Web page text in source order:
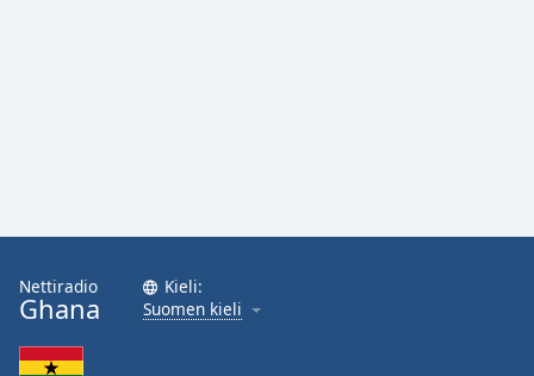
Font
Family
Nettiradio
Ghana
Kieli:
Suomen kieli